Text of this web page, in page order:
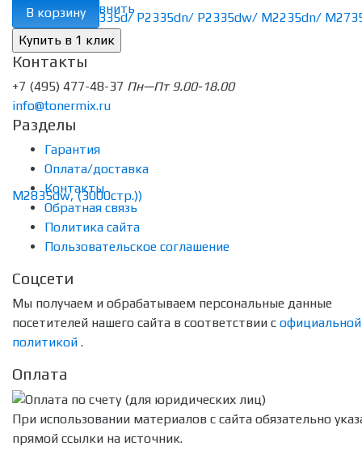
избранное сравнить
В корзину
Контакты
+7 (495) 477-48-37 Пн—Пт 9.00-18.00
info@tonermix.ru
Разделы
Гарантия
Оплата/доставка
Контакты
Обратная связь
Политика сайта
Пользовательское соглашение
Соцсети
Мы получаем и обрабатываем персональные данные
посетителей нашего сайта в соответствии с официальной
политикой .
Оплата
При использовании материалов с сайта обязательно
прямой ссылки на источник.